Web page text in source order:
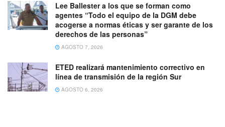
Lee Ballester a los que se forman como
agentes “Todo el equipo de la DGM debe
acogerse a normas éticas y ser garante de los
derechos de las personas”
AGOSTO 7, 2026
ETED realizará mantenimiento correctivo en
línea de transmisión de la región Sur
AGOSTO 6, 2026